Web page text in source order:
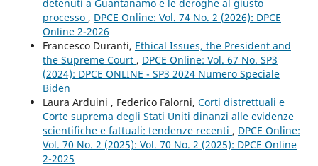
detenuti a Guantanamo e le deroghe al giusto
processo , DPCE Online: Vol. 74 No. 2 (2026): DPCE
Online 2-2026
Francesco Duranti, Ethical Issues, the President and
the Supreme Court , DPCE Online: Vol. 67 No. SP3
(2024): DPCE ONLINE - SP3 2024 Numero Speciale
Biden
Laura Arduini , Federico Falorni, Corti distrettuali e
Corte suprema degli Stati Uniti dinanzi alle evidenze
scientifiche e fattuali: tendenze recenti , DPCE Online:
Vol. 70 No. 2 (2025): Vol. 70 No. 2 (2025): DPCE Online
2-2025